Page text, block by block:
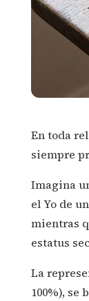
En toda
siempre
Imagina
el Yo de
mientras
estatus
La
100%),